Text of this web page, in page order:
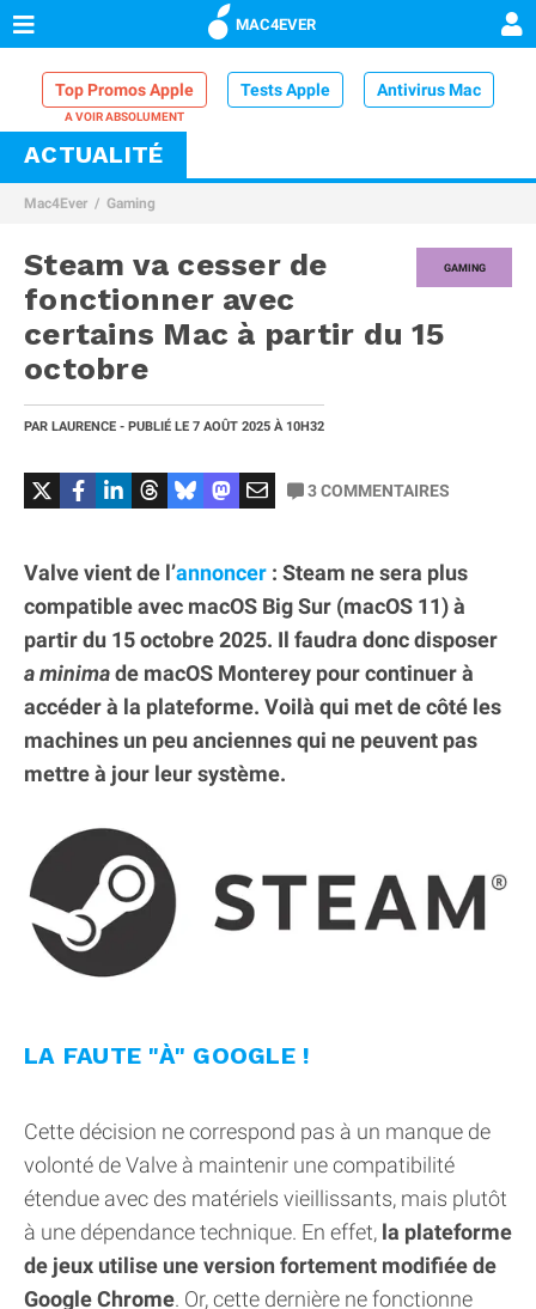
MAC4EVER
Top Promos Apple Tests Apple Antivirus Mac
VPN Mac
Comparatif iPhone
ACTUALITÉ
Mac4Ever Gaming
GAMING
Steam va cesser de
fonctionner avec
certains Mac à partir du 15
octobre
PAR LAURENCE - PUBLIÉ LE 7 AOÛT 2025 À 10H32
3COMMENTAIRES
Valve vient de l’annoncer : Steam ne sera plus
compatible avec macOS Big Sur (macOS 11) à
partir du 15 octobre 2025. Il faudra donc disposer
a minimade macOS Monterey pour continuer à
accéder à la plateforme. Voilà qui met de côté les
machines un peu anciennes qui ne peuvent pas
mettre à jour leur système.
LA FAUTE "À" GOOGLE !
Cette décision ne correspond pas à un manque de
volonté de Valve à maintenir une compatibilité
étendue avec des matériels vieillissants, mais plutôt
à une dépendance technique. En effet, la plateforme
de jeux utilise une version fortement modifiée de
Google Chrome. Or, cette dernière ne fonctionne